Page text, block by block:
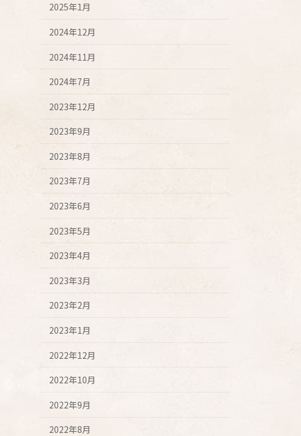
2025年1月
2024年12月
2024年11月
2024年7月
2023年12月
2023年9月
2023年8月
2023年7月
2023年6月
2023年5月
2023年4月
2023年3月
2023年2月
2023年1月
2022年12月
2022年10月
2022年9月
2022年8月